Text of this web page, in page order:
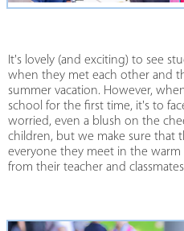
It's lovely (and exciting) to see
when they met each other and
summer vacation. However,
school for the first time, it's to
worried, even a blush on the
children, but we make sure that
everyone they meet in the
from their teacher and